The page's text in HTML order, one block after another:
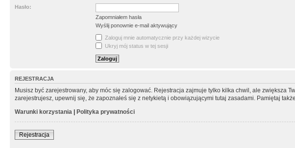
Hasło:
Zapomniałem hasła
Wyślij ponownie e-mail aktywujący
Zaloguj mnie automatycznie przy każdej wizycie
Ukryj mój status w tej sesji
REJESTRACJA
Musisz być zarejestrowany, aby móc się zalogować. Rejestracja zajmuje tylko kilka chwil, ale zwiększa
zarejestrujesz, upewnij się, że zapoznałeś się z netykietą i obowiązującymi tutaj zasadami. Pamiętaj
Warunki korzystania | Polityka prywatności
Rejestracja